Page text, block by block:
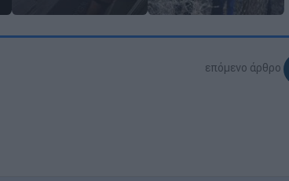
επόμενο άρθρο